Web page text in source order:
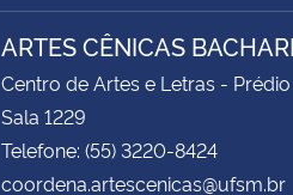
ARTES CÊNICAS
Centro de Artes e Letras -
Sala 1229
Telefone: (55) 3220-8424
coordena.artescenicas@ufsm.br